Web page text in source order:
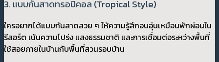
3. แบบกันสาดทรอปิคอล (Tropical Style)
ใครอยากได้แบบกันสาดสวย ๆ ให้ความรู้สึกอบอุ่นเหมือนพักผ่อนใน
รีสอร์ต เน้นความโปร่ง แสงธรรมชาติ และการเชื่อมต่อระหว่างพื้นที่
ใช้สอยภายในบ้านกับพื้นที่สวนรอบบ้าน